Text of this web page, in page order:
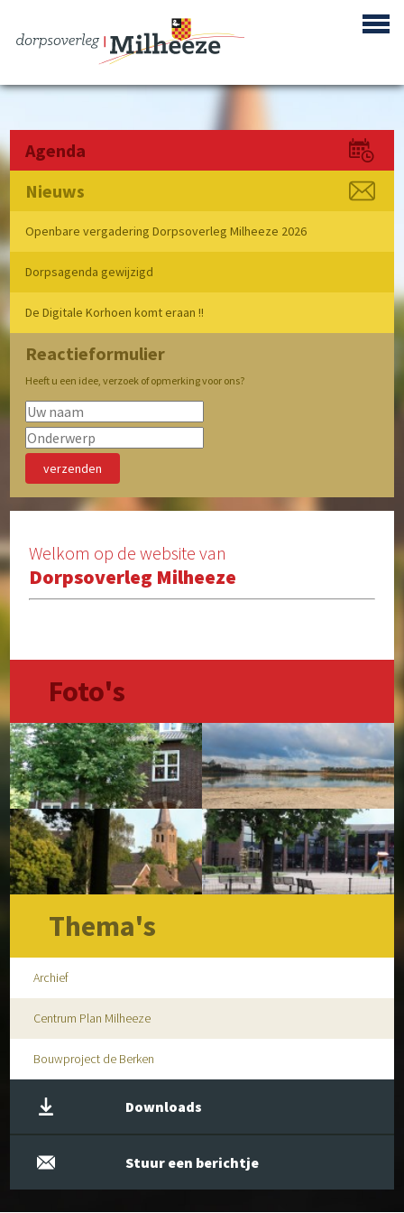
Bouwproject de Berken
Reactivering Vliegbasis de Peel
Gebiedsontwikkeling ‘Achter de Berke’
Verenigingen
Zorg en Welzijn
Agenda
Nieuws
Openbare vergadering Dorpsoverleg Milheeze 2026
Dorpsagenda gewijzigd
De Digitale Korhoen komt eraan !!
Reactieformulier
Heeft u een idee, verzoek of opmerking voor ons?
Welkom op de website van
Dorpsoverleg Milheeze
Foto's
Thema's
Archief
Centrum Plan Milheeze
Bouwproject de Berken
Downloads
Stuur een berichtje